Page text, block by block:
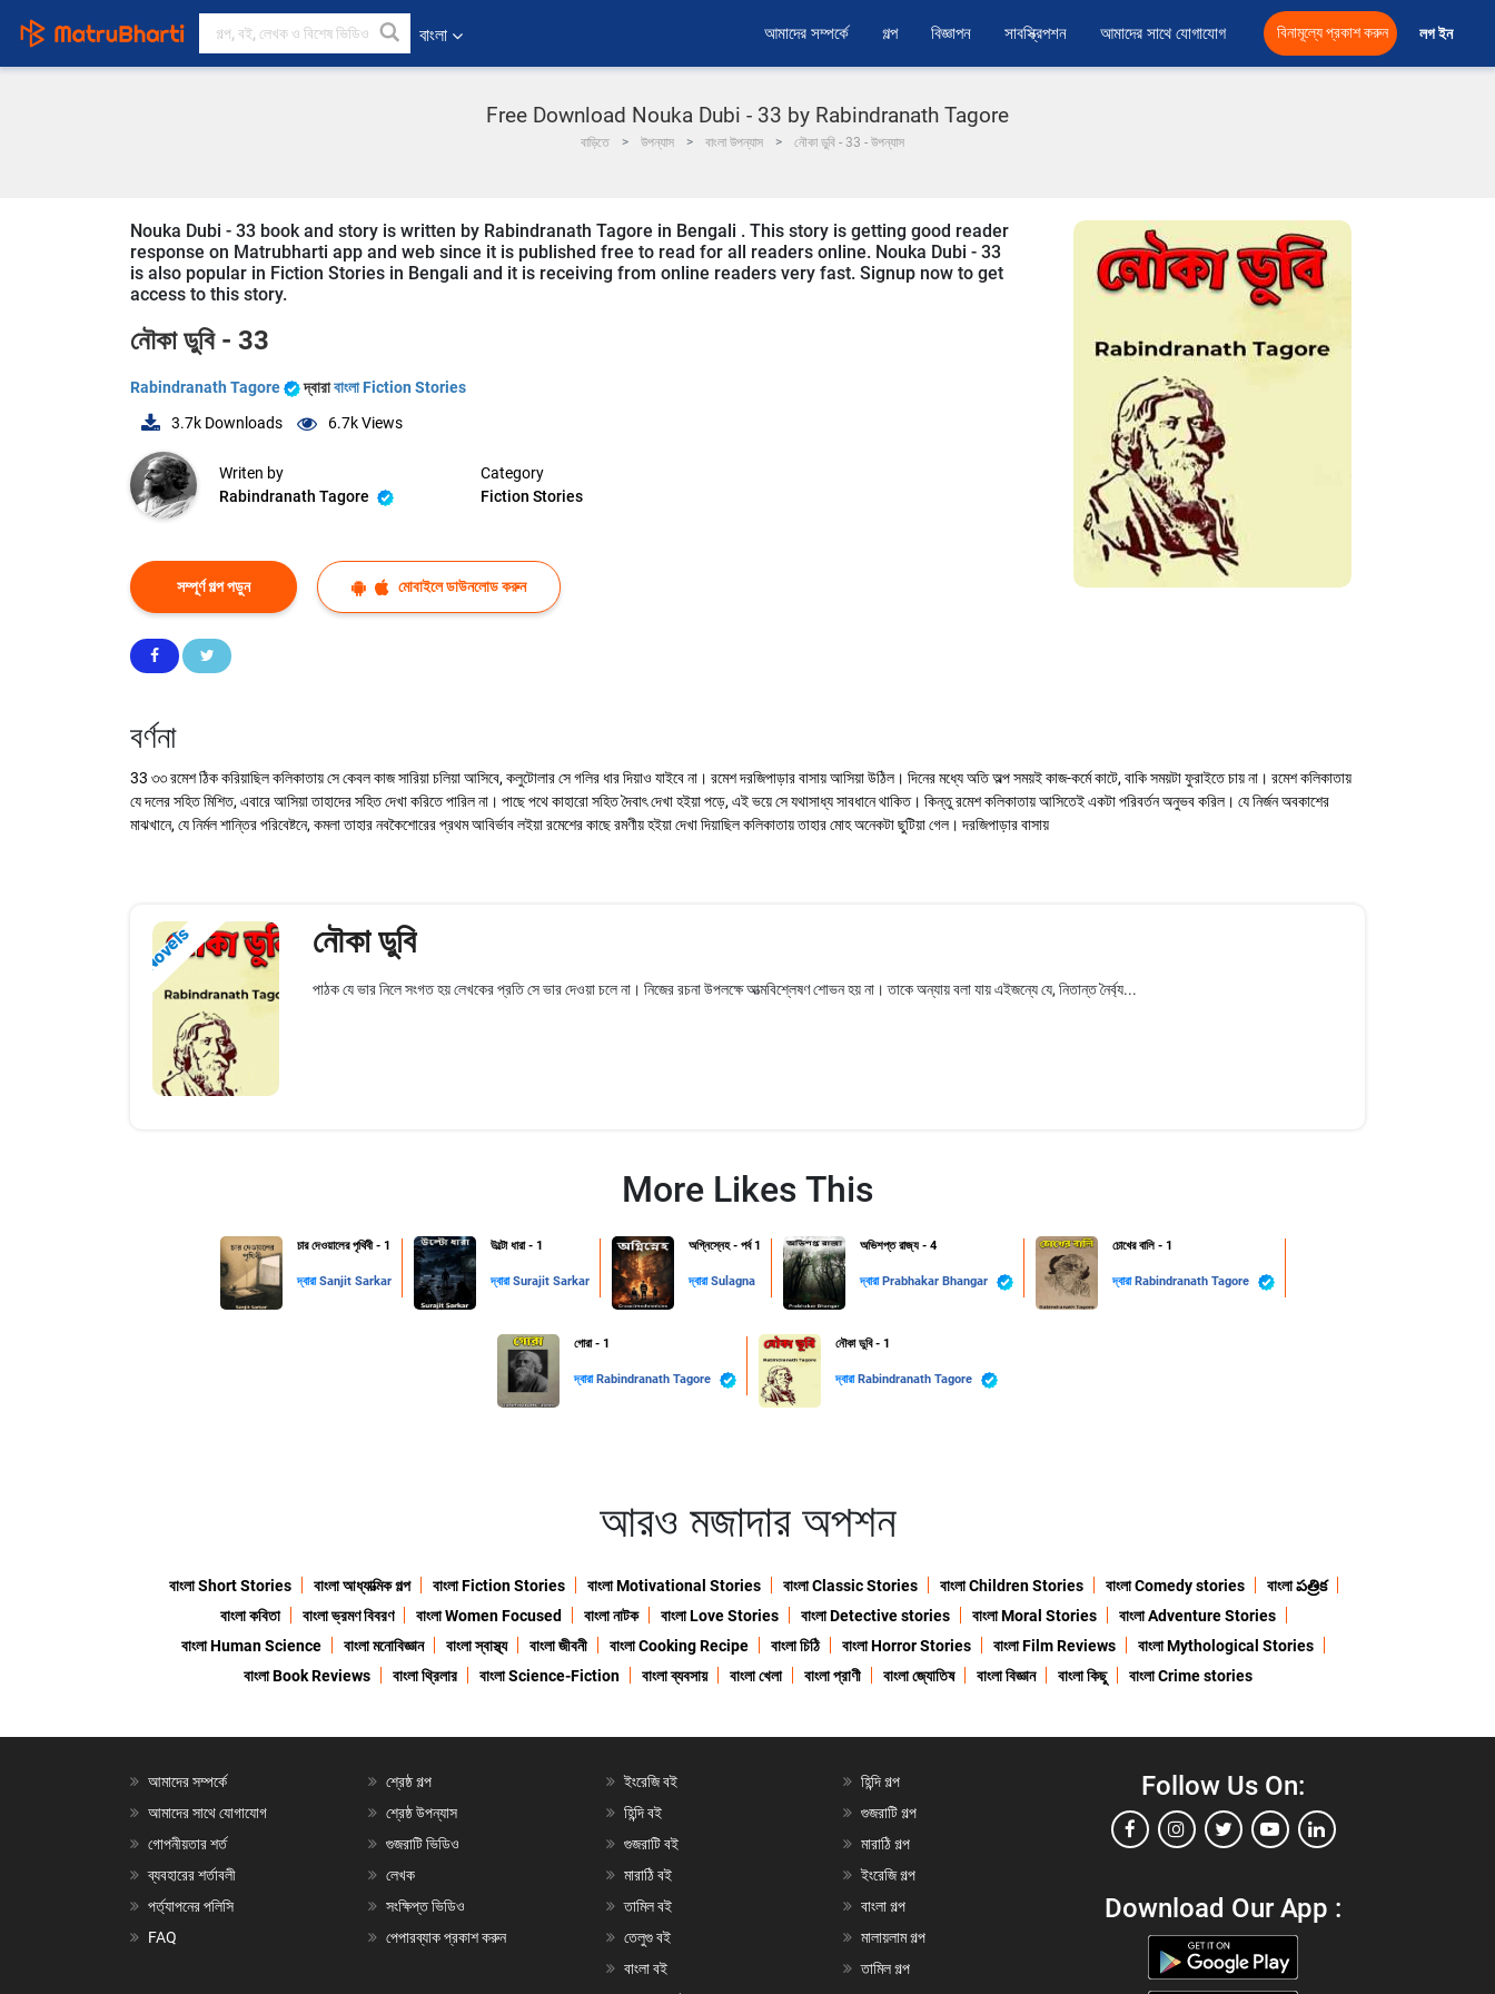
বাংলা আমাদের সম্পর্কে গল্প বিজ্ঞাপন সাবস্ক্রিপশন আমাদের সাথে যোগাযোগ বিনামূল্যে প্রকাশ করুন লগ ইন
Free Download Nouka Dubi - 33 by Rabindranath Tagore
বাড়িতে উপন্যাস বাংলা উপন্যাস নৌকা ডুবি - 33 - উপন্যাস
Nouka Dubi - 33 book and story is written by Rabindranath Tagore in Bengali . This story is getting good reader
response on Matrubharti app and web since it is published free to read for all readers online. Nouka Dubi - 33
is also popular in Fiction Stories in Bengali and it is receiving from online readers very fast. Signup now to get
access to this story.
নৌকা ডুবি - 33
Rabindranath Tagore দ্বারাবাংলা Fiction Stories
3.7k Downloads 6.7kViews
Writen by
Rabindranath Tagore
Category
Fiction Stories
সম্পূর্ণ গল্প পড়ুন মোবাইলে ডাউনলোড করুন
বর্ণনা
33 ৩৩ রমেশ ঠিক করিয়াছিল কলিকাতায় সে কেবল কাজ সারিয়া চলিয়া আসিবে, কলুটোলার সে গলির ধার দিয়াও যাইবে না। রমেশ দরজিপাড়ার বাসায় আসিয়া উঠিল। দিনের মধ্যে অতি অল্প সময়ই কাজ-কর্মে কাটে, বাকি সময়টা ফুরাইতে চায় না। রমেশ কলিকাতায়
যে দলের সহিত মিশিত, এবারে আসিয়া তাহাদের সহিত দেখা করিতে পারিল না। পাছে পথে কাহারো সহিত দৈবাৎ দেখা হইয়া পড়ে, এই ভয়ে সে যথাসাধ্য সাবধানে থাকিত। কিন্তু রমেশ কলিকাতায় আসিতেই একটা পরিবর্তন অনুভব করিল। যে নির্জন অবকাশের
মাঝখানে, যে নির্মল শান্তির পরিবেষ্টনে, কমলা তাহার নবকৈশোরের প্রথম আবির্ভাব লইয়া রমেশের কাছে রমণীয় হইয়া দেখা দিয়াছিল কলিকাতায় তাহার মোহ অনেকটা ছুটিয়া গেল। দরজিপাড়ার বাসায়
Novels নৌকা ডুবি
পাঠক যে ভার নিলে সংগত হয় লেখকের প্রতি সে ভার দেওয়া চলে না। নিজের রচনা উপলক্ষে আত্মবিশ্লেষণ শোভন হয় না। তাকে অন্যায় বলা যায় এইজন্যে যে, নিতান্ত নৈর্ব্য...
More Likes This
চার দেওয়ালের পৃথিবী - 1
দ্বারাSanjit Sarkar
উল্টো ধারা - 1
দ্বারাSurajit Sarkar
অগ্নিস্নেহ - পর্ব 1
দ্বারাSulagna
অভিশপ্ত রাজ্য - 4
দ্বারা Prabhakar Bhangar
চোখের বালি - 1
দ্বারা Rabindranath Tagore
গোরা - 1
দ্বারা Rabindranath Tagore
নৌকা ডুবি - 1
দ্বারা Rabindranath Tagore
আরও মজাদার অপশন
বাংলা Short Stories বাংলা আধ্যাত্মিক গল্প বাংলা Fiction Stories বাংলা Motivational Stories বাংলা Classic Stories বাংলা Children Stories বাংলা Comedy stories
বাংলা పత్రిక
বাংলা কবিতা
বাংলা ভ্রমণ বিবরণ বাংলা Women Focused বাংলা নাটক বাংলা Love Stories বাংলা Detective stories বাংলা Moral Stories
বাংলা Adventure Stories
বাংলা Human Science
বাংলা মনোবিজ্ঞান বাংলা স্বাস্থ্য বাংলা জীবনী বাংলা Cooking Recipe বাংলা চিঠি বাংলা Horror Stories বাংলা Film Reviews
বাংলা Mythological Stories
বাংলা Book Reviews
বাংলা থ্রিলার বাংলা Science-Fiction বাংলা ব্যবসায় বাংলা খেলা বাংলা প্রাণী বাংলা জ্যোতিষ বাংলা বিজ্ঞান বাংলা কিছু বাংলা Crime stories
আমাদের সম্পর্কে
আমাদের সাথে যোগাযোগ
গোপনীয়তার শর্ত
ব্যবহারের শর্তাবলী
পর্ত্যাপনের পলিসি
FAQ
শ্রেষ্ঠ গল্প
শ্রেষ্ঠ উপন্যাস
গুজরাটি ভিডিও
লেখক
সংক্ষিপ্ত ভিডিও
পেপারব্যাক প্রকাশ করুন
ইংরেজি বই
হিন্দি বই
গুজরাটি বই
মারাঠি বই
তামিল বই
তেলুগু বই
বাংলা বই
হিন্দি গল্প
গুজরাটি গল্প
মারাঠি গল্প
ইংরেজি গল্প
বাংলা গল্প
মালায়লাম গল্প
তামিল গল্প
Follow Us On:
Download Our App :